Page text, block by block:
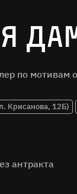
по
Крисанова, 12Б)
антракта